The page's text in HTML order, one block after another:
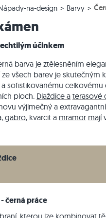
dlažby
dlažby
terasová dlažby
terasové dlažby
bloky z ruly
bloky z vápence
na-design Barvy
účinkem
barva je ztělesněním
všech barev je skutečným
sofistikovanému
ploch. Dlaždice a terasové
výjimečný a
gabro, kvarcit a mramor mají
černá práce
kterou lze kombinovat